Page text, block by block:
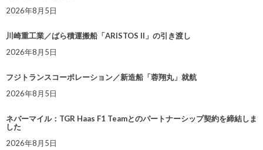
2026年8月5日
川崎重工業／ばら積運搬船「ARISTOS II」の引き渡し
2026年8月5日
フジトランスコーポレーション／新造船「蓉翔丸」就航
2026年8月5日
ネバーマイル：TGR Haas F1 Teamとのパートナーシップ契約を締結しま
した
2026年8月5日